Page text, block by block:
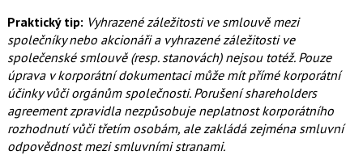
Praktický tip: Vyhrazené záležitosti ve smlouvě mezi
společníky nebo akcionáři a vyhrazené záležitosti ve
společenské smlouvě (resp. stanovách) nejsou totéž. Pouze
úprava v korporátní dokumentaci může mít přímé korporátní
účinky vůči orgánům společnosti. Porušení shareholders
agreement zpravidla nezpůsobuje neplatnost korporátního
rozhodnutí vůči třetím osobám, ale zakládá zejména smluvní
odpovědnost mezi smluvními stranami.